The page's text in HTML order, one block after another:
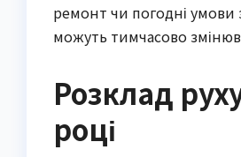
ремонт чи погодні умови
можуть тимчасово
Розклад
році